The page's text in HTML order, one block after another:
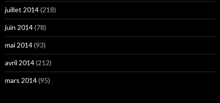
juillet 2014(218)
juin 2014(78)
mai 2014(93)
avril 2014(212)
mars 2014(95)